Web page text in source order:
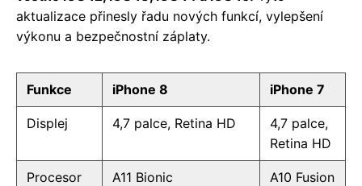
aktualizace přinesly řadu nových funkcí, vylepšení
výkonu a bezpečnostní záplaty.
Funkce iPhone 8 iPhone 7
Displej 4,7 palce, Retina HD
4,7 palce,
Retina HD
Procesor A11 Bionic A10 Fusion